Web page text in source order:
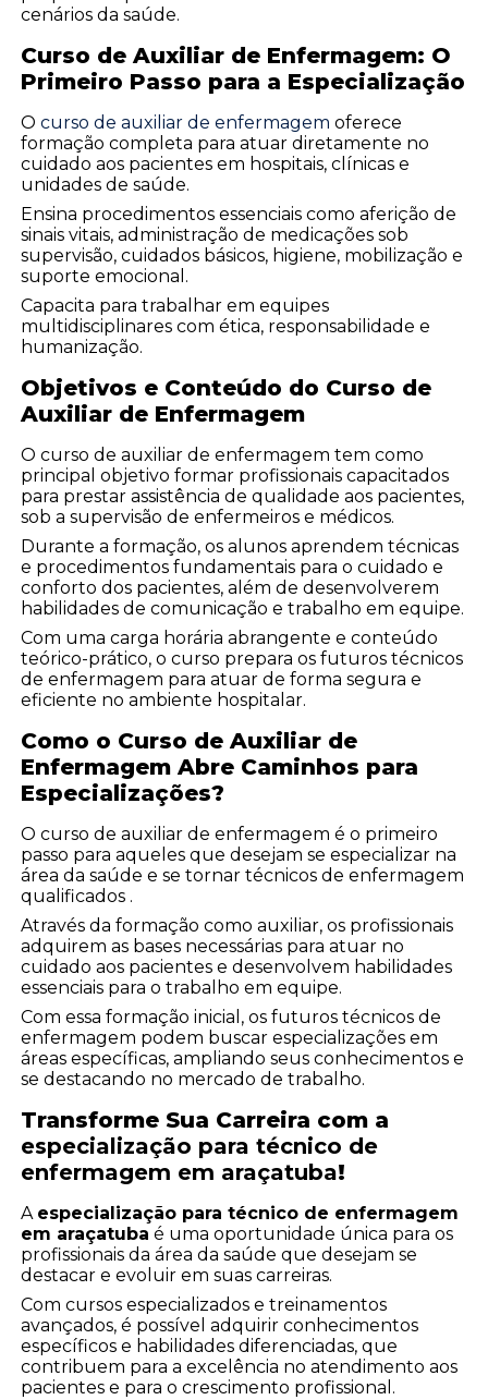
cenários da saúde.
Curso de Auxiliar de Enfermagem: O
Primeiro Passo para a Especialização
Ocurso de auxiliar de enfermagem oferece
formação completa para atuar diretamente no
cuidado aos pacientes em hospitais, clínicas e
unidades de saúde.
Ensina procedimentos essenciais como aferição de
sinais vitais, administração de medicações sob
supervisão, cuidados básicos, higiene, mobilização e
suporte emocional.
Capacita para trabalhar em equipes
multidisciplinares com ética, responsabilidade e
humanização.
Objetivos e Conteúdo do Curso de
Auxiliar de Enfermagem
O curso de auxiliar de enfermagem tem como
principal objetivo formar profissionais capacitados
para prestar assistência de qualidade aos pacientes,
sob a supervisão de enfermeiros e médicos.
Durante a formação, os alunos aprendem técnicas
e procedimentos fundamentais para o cuidado e
conforto dos pacientes, além de desenvolverem
habilidades de comunicação e trabalho em equipe.
Com uma carga horária abrangente e conteúdo
teórico-prático, o curso prepara os futuros técnicos
de enfermagem para atuar de forma segura e
eficiente no ambiente hospitalar.
Como o Curso de Auxiliar de
Enfermagem Abre Caminhos para
Especializações?
O curso de auxiliar de enfermagem é o primeiro
passo para aqueles que desejam se especializar na
área da saúde e se tornar técnicos de enfermagem
qualificados .
Através da formação como auxiliar, os profissionais
adquirem as bases necessárias para atuar no
cuidado aos pacientes e desenvolvem habilidades
essenciais para o trabalho em equipe.
Com essa formação inicial, os futuros técnicos de
enfermagem podem buscar especializações em
áreas específicas, ampliando seus conhecimentos e
se destacando no mercado de trabalho.
Transforme Sua Carreira com a
especialização para técnico de
enfermagem em araçatuba!
A especialização para técnico de enfermagem
em araçatuba é uma oportunidade única para os
profissionais da área da saúde que desejam se
destacar e evoluir em suas carreiras.
Com cursos especializados e treinamentos
avançados, é possível adquirir conhecimentos
específicos e habilidades diferenciadas, que
contribuem para a excelência no atendimento aos
pacientes e para o crescimento profissional.